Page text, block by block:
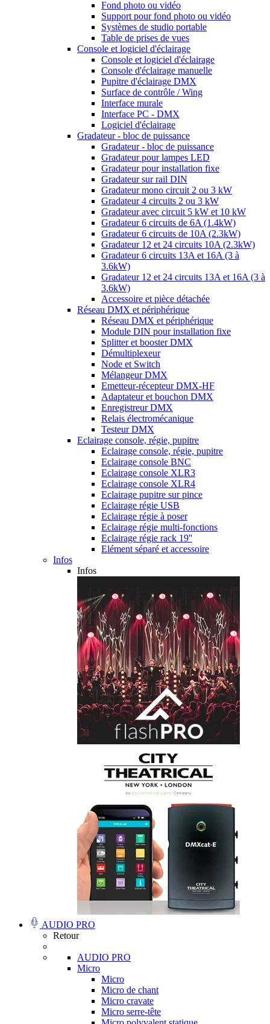
Fond photo ou vidéo
Support pour fond photo ou vidéo
Systèmes de studio portable
Table de prises de vues
Console et logiciel d'éclairage
Console et logiciel d'éclairage
Console d'éclairage manuelle
Pupitre d'éclairage DMX
Surface de contrôle / Wing
Interface murale
Interface PC - DMX
Logiciel d'éclairage
Gradateur - bloc de puissance
Gradateur - bloc de puissance
Gradateur pour lampes LED
Gradateur pour installation fixe
Gradateur sur rail DIN
Gradateur mono circuit 2 ou 3 kW
Gradateur 4 circuits 2 ou 3 kW
Gradateur avec circuit 5 kW et 10 kW
Gradateur 6 circuits de 6A (1.4kW)
Gradateur 6 circuits de 10A (2.3kW)
Gradateur 12 et 24 circuits 10A (2.3kW)
Gradateur 6 circuits 13A et 16A (3 à
3.6kW)
Gradateur 12 et 24 circuits 13A et 16A (3 à
3.6kW)
Accessoire et pièce détachée
Réseau DMX et périphérique
Réseau DMX et périphérique
Module DIN pour installation fixe
Splitter et booster DMX
Démultiplexeur
Node et Switch
Mélangeur DMX
Emetteur-récepteur DMX-HF
Adaptateur et bouchon DMX
Enregistreur DMX
Relais électromécanique
Testeur DMX
Eclairage console, régie, pupitre
Eclairage console, régie, pupitre
Eclairage console BNC
Eclairage console XLR3
Eclairage console XLR4
Eclairage pupitre sur pince
Eclairage régie USB
Eclairage régie à poser
Eclairage régie multi-fonctions
Eclairage régie rack 19''
Elément séparé et accessoire
Infos
Infos
AUDIO PRO
Retour
AUDIO PRO
Micro
Micro
Micro de chant
Micro cravate
Micro serre-tête